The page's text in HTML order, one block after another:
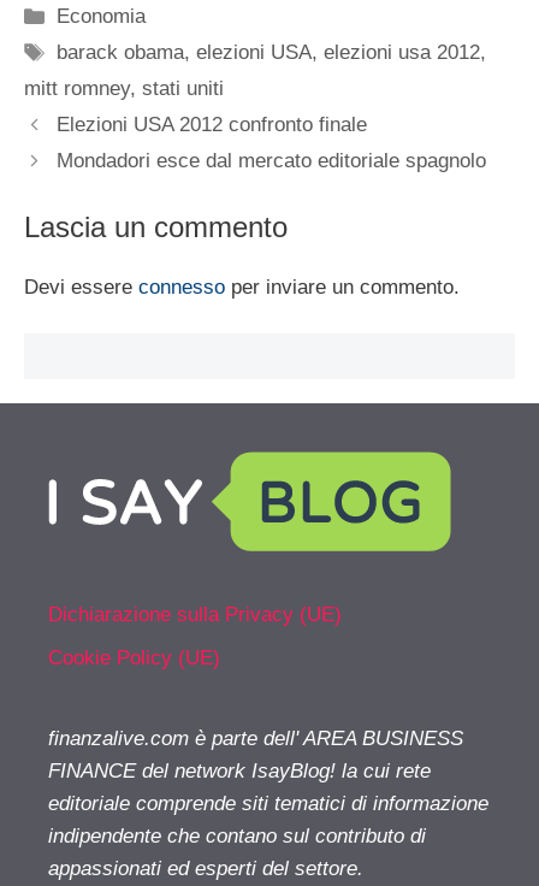
Categorie
Economia
Tag
barack obama,elezioni USA,elezioni usa 2012,
mitt romney, stati uniti
Elezioni USA 2012 confronto finale
Mondadori esce dal mercato editoriale spagnolo
Lascia un commento
Devi essere connesso per inviare un commento.
Dichiarazione sulla Privacy (UE)
Cookie Policy (UE)
finanzalive.com è parte dell' AREA BUSINESS
FINANCE del network IsayBlog! la cui rete
editoriale comprende siti tematici di informazione
indipendente che contano sul contributo di
appassionati ed esperti del settore.